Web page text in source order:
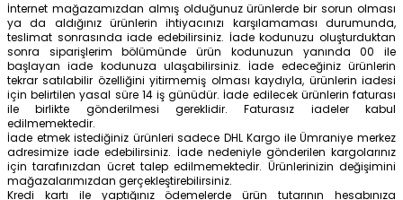
İnternet mağazamızdan almış olduğunuz ürünlerde bir sorun olması
ya da aldığınız ürünlerin ihtiyacınızı karşılamaması durumunda,
teslimat sonrasında iade edebilirsiniz. İade kodunuzu oluşturduktan
sonra siparişlerim bölümünde ürün kodunuzun yanında 00 ile
başlayan iade kodunuza ulaşabilirsiniz. İade edeceğiniz ürünlerin
tekrar satılabilir özelliğini yitirmemiş olması kaydıyla, ürünlerin iadesi
için belirtilen yasal süre 14 iş günüdür. İade edilecek ürünlerin faturası
ile birlikte gönderilmesi gereklidir. Faturasız iadeler kabul
edilmemektedir.
İade etmek istediğiniz ürünleri sadece DHL Kargo ile Ümraniye merkez
adresimize iade edebilirsiniz. İade nedeniyle gönderilen kargolarınız
için tarafınızdan ücret talep edilmemektedir. Ürünlerinizin değişimini
mağazalarımızdan gerçekleştirebilirsiniz.
Kredi kartı ile yaptığınız ödemelerde ürün tutarının hesabınıza